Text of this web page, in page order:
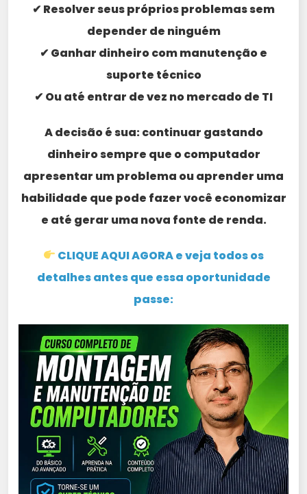
✔ Resolver seus próprios problemas sem
depender de ninguém
✔ Ganhar dinheiro com manutenção e
suporte técnico
✔ Ou até entrar de vez no mercado de TI
A decisão é sua: continuar gastando
dinheiro sempre que o computador
apresentar um problema ou aprender uma
habilidade que pode fazer você economizar
e até gerar uma nova fonte de renda.
CLIQUE AQUI AGORA e veja todos os
detalhes antes que essa oportunidade
passe: